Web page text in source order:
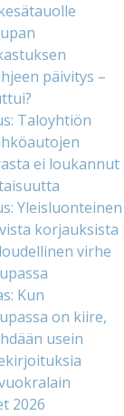
päivitys –
Taloyhtiön
ei loukannut
Yleisluonteinen
korjauksista
virhe
Kun
on kiire,
usein
2026